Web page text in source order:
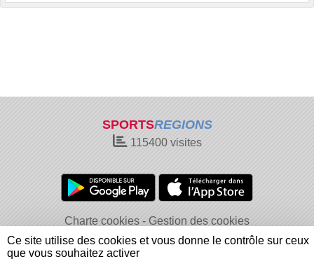
SPORTSREGIONS
115400visites
Charte cookies
Gestion des cookies
Informations légales
Signaler un contenu inapproprié
Ce site utilise des cookies et vous donne le contrôle sur ceux
que vous souhaitez activer